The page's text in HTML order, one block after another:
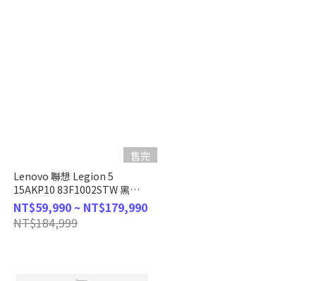
售完
Lenovo 聯想 Legion 5
15AKP10 83F1002STW 黑
(AMD Ryzen AI 7
350/16G/1TB/RTX5070/165Hz/W11/WQXGA/15.1)
客製化AI電競筆電
NT$59,990 ~ NT$179,990
NT$184,999